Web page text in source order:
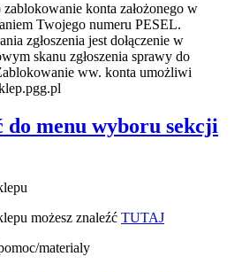
zablokowanie konta założonego w
Twojego numeru PESEL.
zgłoszenia jest dołączenie w
skanu zgłoszenia sprawy do
ww. konta umożliwi
do menu wyboru sekcji
możesz znaleźć TUTAJ
materialy